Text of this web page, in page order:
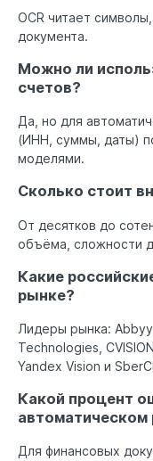
OCR читает
документа.
Можно ли
счетов?
Да, но для
(ИНН, суммы, даты)
моделями.
Сколько стоит
От десятков до
объёма, сложности
Какие
рынке?
Лидеры рынка:
Technologies,
Yandex Vision и
Какой процент
автоматическом
Для финансовых